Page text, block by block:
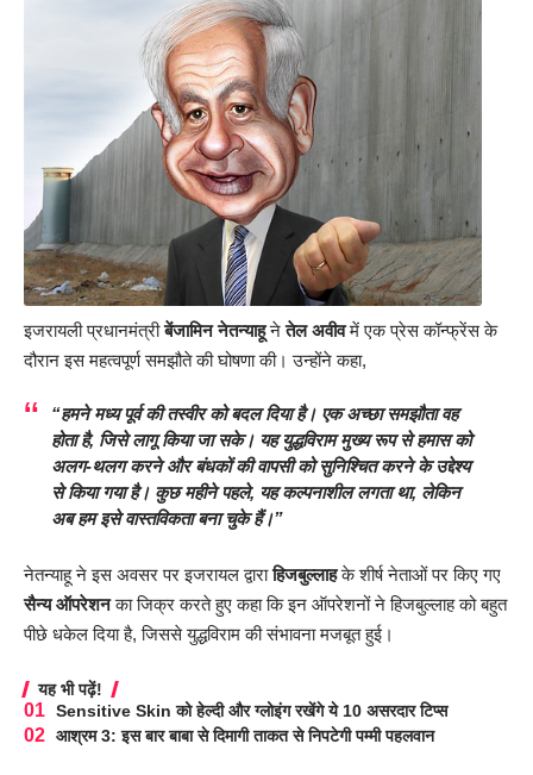
इजरायली प्रधानमंत्रीबेंजामिन नेतन्याहूनेतेल अवीवमें एक प्रेस कॉन्फ्रेंस के
दौरान इस महत्वपूर्ण समझौते की घोषणा की। उन्होंने कहा,
“हमने मध्य पूर्व की तस्वीर को बदल दिया है। एक अच्छा समझौता वह
होता है, जिसे लागू किया जा सके। यह युद्धविराम मुख्य रूप सेहमासको
अलग-थलग करने औरबंधकों की वापसीको सुनिश्चित करने के उद्देश्य
से किया गया है। कुछ महीने पहले, यह कल्पनाशील लगता था, लेकिन
अब हम इसे वास्तविकता बना चुके हैं।”
नेतन्याहू ने इस अवसर पर इजरायल द्वाराहिजबुल्लाहके शीर्ष नेताओं पर किए गए
सैन्य ऑपरेशनका जिक्र करते हुए कहा कि इन ऑपरेशनों ने हिजबुल्लाह को बहुत
पीछे धकेल दिया है, जिससे युद्धविराम की संभावना मजबूत हुई।
यह भी पढ़ें!
Sensitive Skin को हेल्दी और ग्लोइंग रखेंगे ये 10 असरदार टिप्स
आश्रम 3: इस बार बाबा से दिमागी ताकत से निपटेगी पम्मी पहलवान